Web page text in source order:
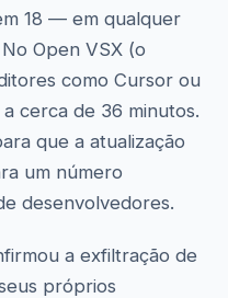
18 — em qualquer
Open VSX (o
como Cursor ou
cerca de 36 minutos.
que a atualização
um número
desenvolvedores.
a exfiltração de
próprios